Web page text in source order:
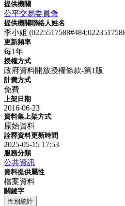
提供機關
公平交易委員會
提供機關聯絡人姓名
李小姐
更新頻率
每1年
授權方式
政府資料開放授權條款-第1版
計費方式
免費
上架日期
2016-06-23
資料集上架方式
原始資料
詮釋資料更新時間
2025-05-15 17:53
服務分類
公共資訊
資料提供屬性
檔案資料
關鍵字
性別統計